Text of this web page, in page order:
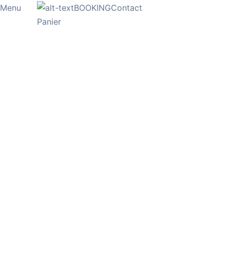
Menu
Panier
BOOKINGContact